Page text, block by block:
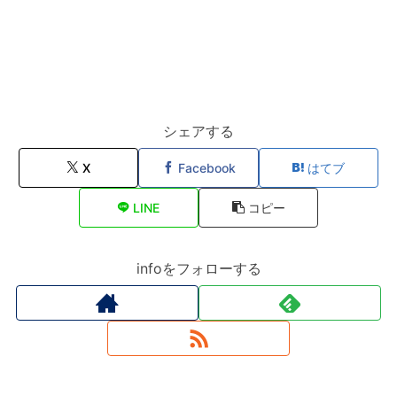
シェアする
X Facebook はてブ
LINE コピー
infoをフォローする